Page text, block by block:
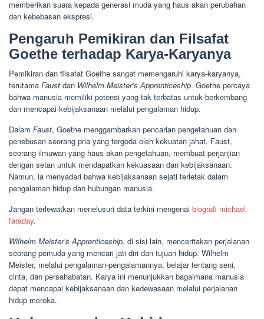
memberikan suara kepada generasi muda yang haus akan perubahan
dan kebebasan ekspresi.
Pengaruh Pemikiran dan Filsafat
Goethe terhadap Karya-Karyanya
Pemikiran dan filsafat Goethe sangat memengaruhi karya-karyanya,
terutama Faust dan Wilhelm Meister’s Apprenticeship. Goethe percaya
bahwa manusia memiliki potensi yang tak terbatas untuk berkembang
dan mencapai kebijaksanaan melalui pengalaman hidup.
Dalam Faust, Goethe menggambarkan pencarian pengetahuan dan
penebusan seorang pria yang tergoda oleh kekuatan jahat. Faust,
seorang ilmuwan yang haus akan pengetahuan, membuat perjanjian
dengan setan untuk mendapatkan kekuasaan dan kebijaksanaan.
Namun, ia menyadari bahwa kebijaksanaan sejati terletak dalam
pengalaman hidup dan hubungan manusia.
Jangan terlewatkan menelusuri data terkini mengenai biografi michael
faraday.
Wilhelm Meister’s Apprenticeship, di sisi lain, menceritakan perjalanan
seorang pemuda yang mencari jati diri dan tujuan hidup. Wilhelm
Meister, melalui pengalaman-pengalamannya, belajar tentang seni,
cinta, dan persahabatan. Karya ini menunjukkan bagaimana manusia
dapat mencapai kebijaksanaan dan kedewasaan melalui perjalanan
hidup mereka.